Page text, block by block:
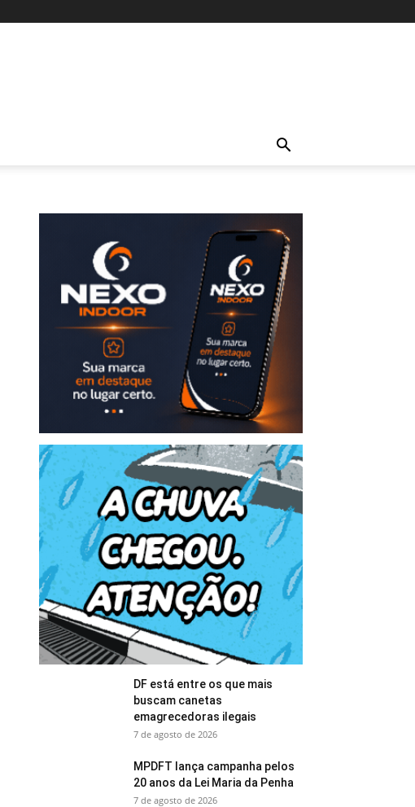
DF está entre os que mais
buscam canetas
emagrecedoras ilegais
7 de agosto de 2026
MPDFT lança campanha pelos
20 anos da Lei Maria da Penha
7 de agosto de 2026